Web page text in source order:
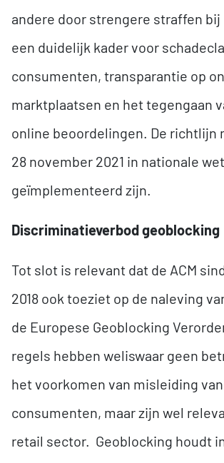
andere door strengere straffen bij
een duidelijk kader voor
consumenten, transparantie op
marktplaatsen en het tegengaan
online beoordelingen. De richtlijn
28 november 2021 in nationale
geïmplementeerd zijn.
Discriminatieverbod geoblocking
Tot slot is relevant dat de ACM
2018 ook toeziet op de naleving
de Europese Geoblocking
regels hebben weliswaar geen
het voorkomen van misleiding van
consumenten, maar zijn wel
retail sector. Geoblocking houdt